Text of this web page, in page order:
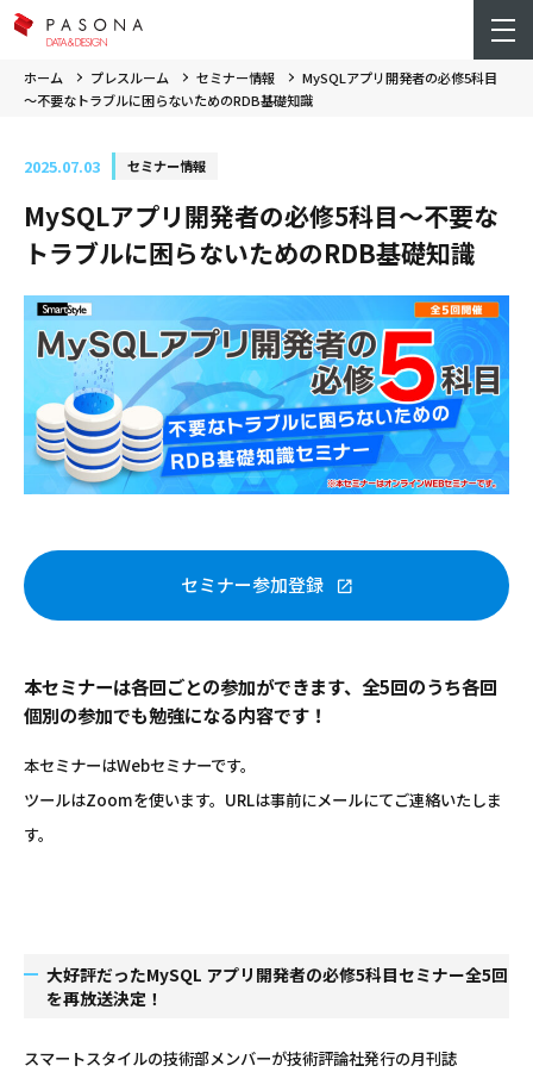
ホーム プレスルーム セミナー情報
MySQLアプリ開発者の必修5科目
～不要なトラブルに困らないためのRDB基礎知識
2025.07.03 セミナー情報
MySQLアプリ開発者の必修5科目～不要な
トラブルに困らないためのRDB基礎知識
セミナー参加登録
本セミナーは各回ごとの参加ができます、全5回のうち各回
個別の参加でも勉強になる内容です！
本セミナーはWebセミナーです。
ツールはZoomを使います。URLは事前にメールにてご連絡いたしま
す。
大好評だったMySQL アプリ開発者の必修5科目セミナー全5回
を再放送決定！
スマートスタイルの技術部メンバーが技術評論社発行の月刊誌